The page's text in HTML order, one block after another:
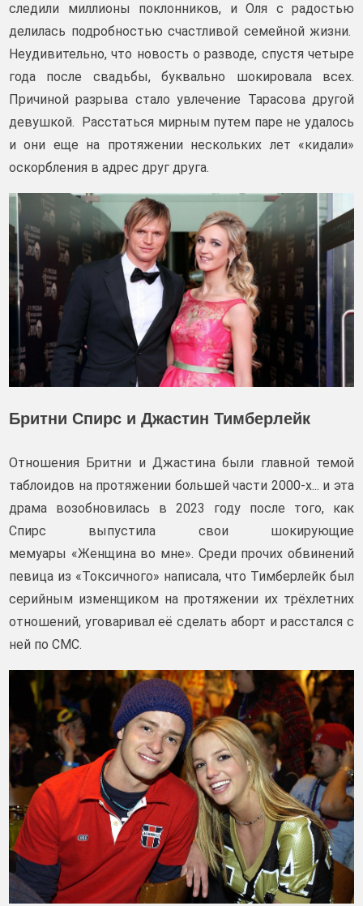
следили миллионы поклонников, и Оля с радостью
делилась подробностью счастливой семейной жизни.
Неудивительно, что новость о разводе, спустя четыре
года после свадьбы, буквально шокировала всех.
Причиной разрыва стало увлечение Тарасова другой
девушкой. Расстаться мирным путем паре не удалось
и они еще на протяжении нескольких лет «кидали»
оскорбления в адрес друг друга.
Бритни Спирс и Джастин Тимберлейк
Отношения Бритни и Джастина были главной темой
таблоидов на протяжении большей части 2000-х... и эта
драма возобновилась в 2023 году после того, как
Спирс выпустила свои шокирующие
мемуары «Женщина во мне». Среди прочих обвинений
певица из «Токсичного» написала, что Тимберлейк был
серийным изменщиком на протяжении их трёхлетних
отношений, уговаривал её сделать аборт и расстался с
ней по СМС.